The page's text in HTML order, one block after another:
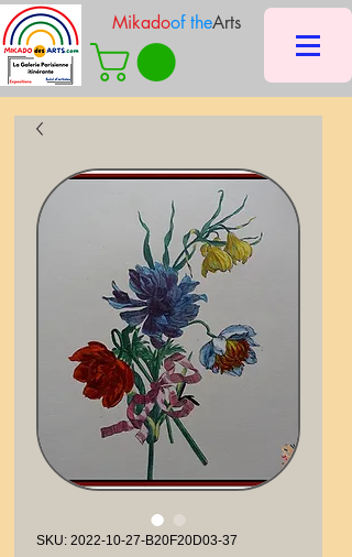
Mikadoof theArts
SKU: 2022-10-27-B20F20D03-37